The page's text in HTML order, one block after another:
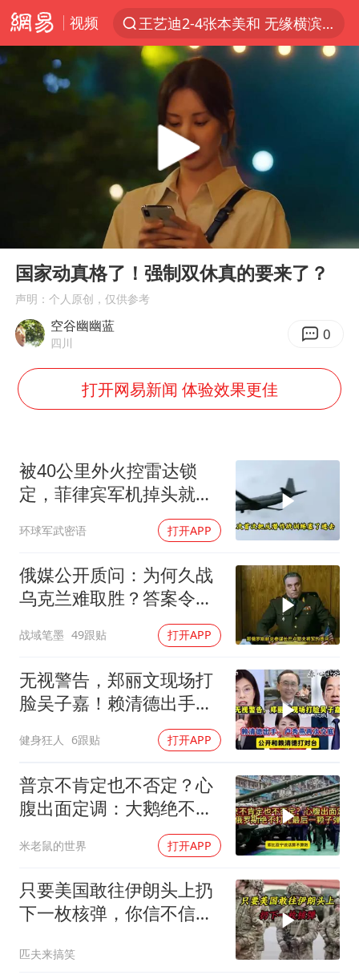
视频
王艺迪2-4张本美和 无缘横滨赛决赛
跨界融合拉长夏日经济消费链条
白海豚逼近浙闽沿海
拜登前列腺癌恶化
上海暴雨红色预警
2026年7月份居民消费价格同比上涨0.5%
伯克希尔净买入约200亿美元股票
“伊斯兰版北约”出现
武契奇会见泽连斯基有何意图
日本连续发生两次地震
方桃子代言广告视频已下架
构建更高水平的全民健身公共服务体系
Play
国家动真格了！强制双休真的要来了？
声明：个人原创，仅供参考
空谷幽幽蓝
四川 0
打开网易新闻 体验效果更佳
被40公里外火控雷达锁
定，菲律宾军机掉头就
跑，欧盟1500万也救不了
场
环球军武密语 打开APP
俄媒公开质问：为何久战
乌克兰难取胜？答案令人
战域笔墨 49跟贴 打开APP
无视警告，郑丽文现场打
脸吴子嘉！赖清德出手，
健身狂人 6跟贴 打开APP
普京不肯定也不否定？心
腹出面定调：大鹅绝不打
米老鼠的世界 打开APP
只要美国敢往伊朗头上扔
下一枚核弹，你信不信，
1
匹夫来搞笑